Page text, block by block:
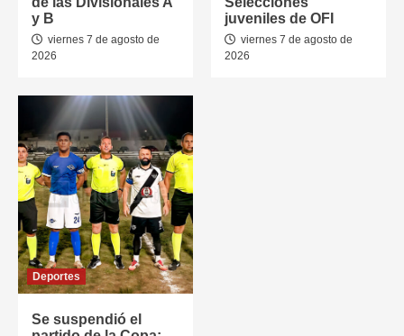
y B
viernes 7 de agosto de
2026
juveniles de OFI
viernes 7 de agosto de
2026
Deportes
Se suspendió el